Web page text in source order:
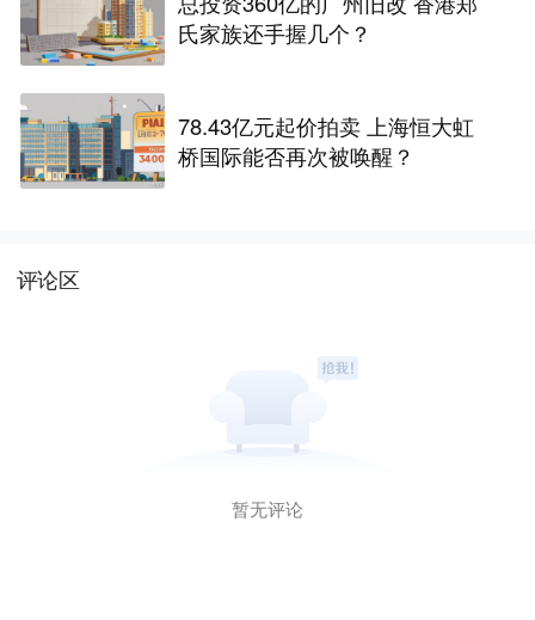
氏家族还手握几个？
78.43亿元起价拍卖 上海恒大虹
桥国际能否再次被唤醒？
评论区
暂无评论